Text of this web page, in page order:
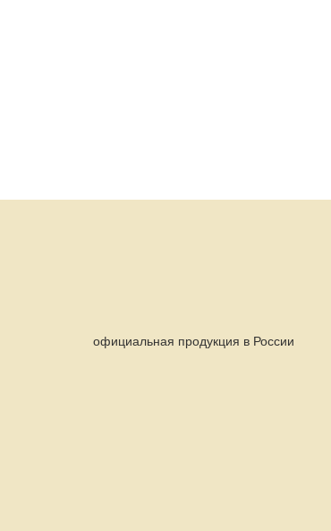
официальная продукция в России